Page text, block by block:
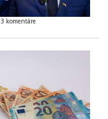
3 komentáre